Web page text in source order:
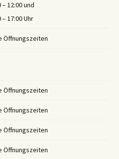
– 12:00 und
– 17:00 Uhr
Öffnungszeiten
Öffnungszeiten
Öffnungszeiten
Öffnungszeiten
Öffnungszeiten